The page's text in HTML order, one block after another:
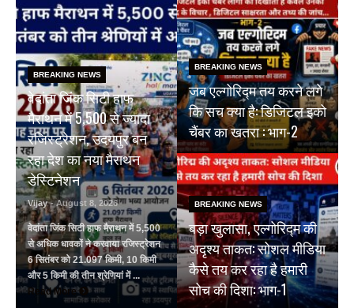
BREAKING NEWS
वेदांता जिंक सिटी हाफ
मैराथन में 5,500 से ज्यादा
रजिस्ट्रेशन, उदयपुर बन
रहा देश का नया मैराथन
डेस्टिनेशन
Vijay - August 8, 2026
वेदांता जिंक सिटी हाफ मैराथन में 5,500
से अधिक धावकों ने करवाया रजिस्ट्रेशन
6 सितंबर को 21.097 किमी, 10 किमी
और 5 किमी की तीन श्रेणियां में ...
Read More
BREAKING NEWS
जब एल्गोरिद्म तय करने लगे
कि सच क्या है: डिजिटल इको
चैंबर का खतरा : भाग-2
BREAKING NEWS
बड़ा खुलासा, एल्गोरिद्म की
अदृश्य ताकत: सोशल मीडिया
कैसे तय कर रहा है हमारी
सोच की दिशा: भाग-1